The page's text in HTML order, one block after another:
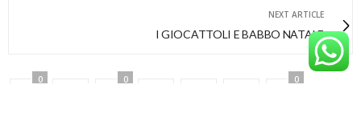
NEXT ARTICLE
I GIOCATTOLI E BABBO NATALE
0 0 0